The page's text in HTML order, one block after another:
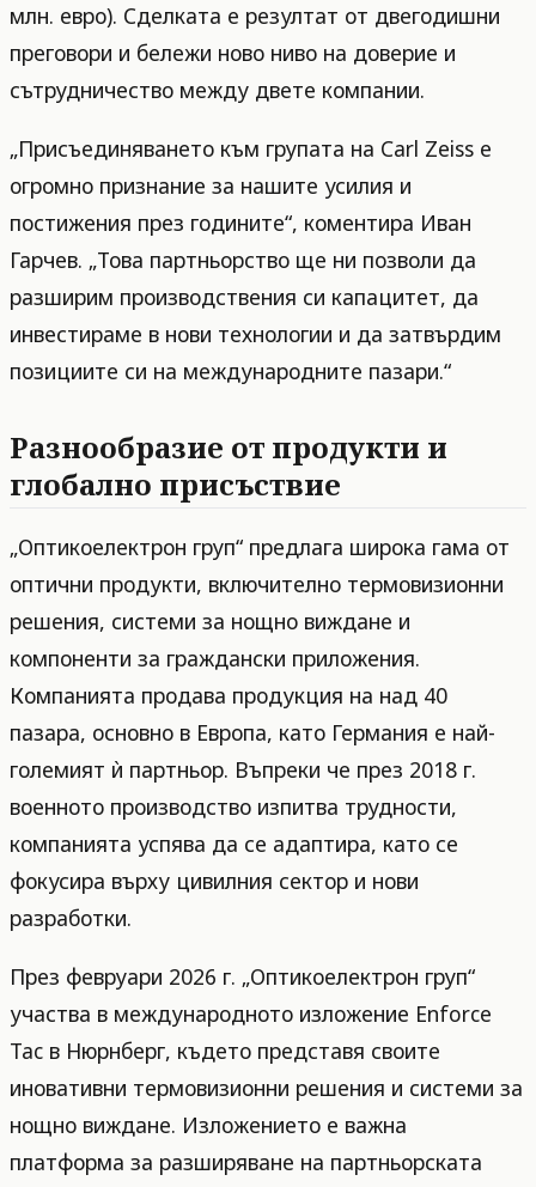
млн. евро). Сделката е резултат от двегодишни
преговори и бележи ново ниво на доверие и
сътрудничество между двете компании.
„Присъединяването към групата на Carl Zeiss е
огромно признание за нашите усилия и
постижения през годините“, коментира Иван
Гарчев. „Това партньорство ще ни позволи да
разширим производствения си капацитет, да
инвестираме в нови технологии и да затвърдим
позициите си на международните пазари.“
Разнообразие от продукти и
глобално присъствие
„Оптикоелектрон груп“ предлага широка гама от
оптични продукти, включително термовизионни
решения, системи за нощно виждане и
компоненти за граждански приложения.
Компанията продава продукция на над 40
пазара, основно в Европа, като Германия е най-
големият ѝ партньор. Въпреки че през 2018 г.
военното производство изпитва трудности,
компанията успява да се адаптира, като се
фокусира върху цивилния сектор и нови
разработки.
През февруари 2026 г. „Оптикоелектрон груп“
участва в международното изложение Enforce
Tac в Нюрнберг, където представя своите
иновативни термовизионни решения и системи за
нощно виждане. Изложението е важна
платформа за разширяване на партньорската